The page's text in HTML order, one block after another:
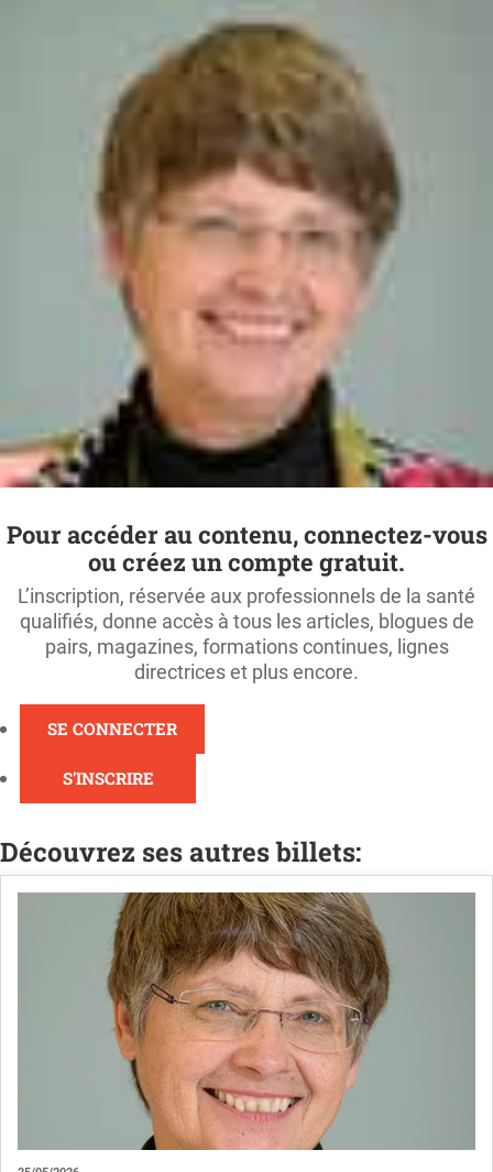
Pour accéder au contenu, connectez-vous
ou créez un compte gratuit.
L’inscription, réservée aux professionnels de la santé
qualifiés, donne accès à tous les articles, blogues de
pairs, magazines, formations continues, lignes
directrices et plus encore.
SE CONNECTER
S'INSCRIRE
Découvrez ses autres billets: